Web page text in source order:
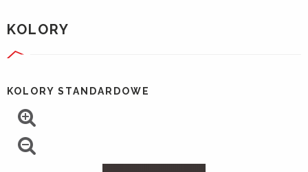
KOLORY
KOLORY STANDARDOWE